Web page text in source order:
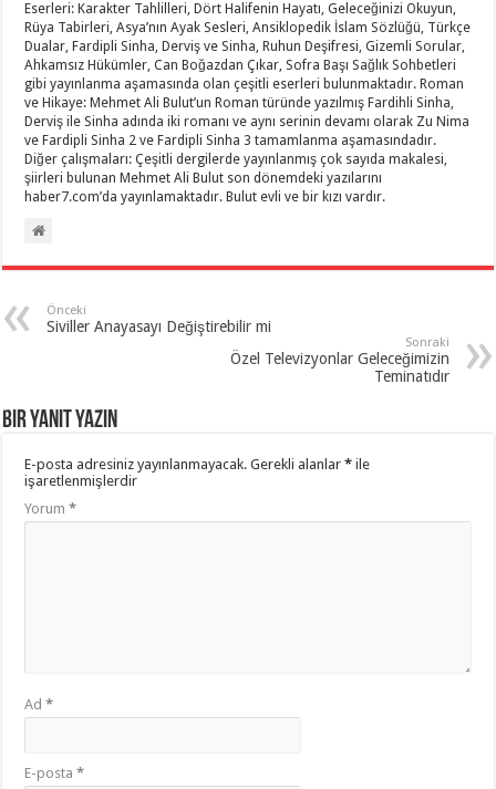
Eserleri: Karakter Tahlilleri, Dört Halifenin Hayatı, Geleceğinizi Okuyun,
Rüya Tabirleri, Asya’nın Ayak Sesleri, Ansiklopedik İslam Sözlüğü, Türkçe
Dualar, Fardipli Sinha, Derviş ve Sinha, Ruhun Deşifresi, Gizemli Sorular,
Ahkamsız Hükümler, Can Boğazdan Çıkar, Sofra Başı Sağlık Sohbetleri
gibi yayınlanma aşamasında olan çeşitli eserleri bulunmaktadır. Roman
ve Hikaye: Mehmet Ali Bulut’un Roman türünde yazılmış Fardihli Sinha,
Derviş ile Sinha adında iki romanı ve aynı serinin devamı olarak Zu Nima
ve Fardipli Sinha 2 ve Fardipli Sinha 3 tamamlanma aşamasındadır.
Diğer çalışmaları: Çeşitli dergilerde yayınlanmış çok sayıda makalesi,
şiirleri bulunan Mehmet Ali Bulut son dönemdeki yazılarını
haber7.com’da yayınlamaktadır. Bulut evli ve bir kızı vardır.
Önceki
Siviller Anayasayı Değiştirebilir mi
Sonraki
Özel Televizyonlar Geleceğimizin
Teminatıdır
Bir yanıt yazın
E-posta adresiniz yayınlanmayacak. Gerekli alanlar* ile
işaretlenmişlerdir
Yorum*
Ad*
E-posta*